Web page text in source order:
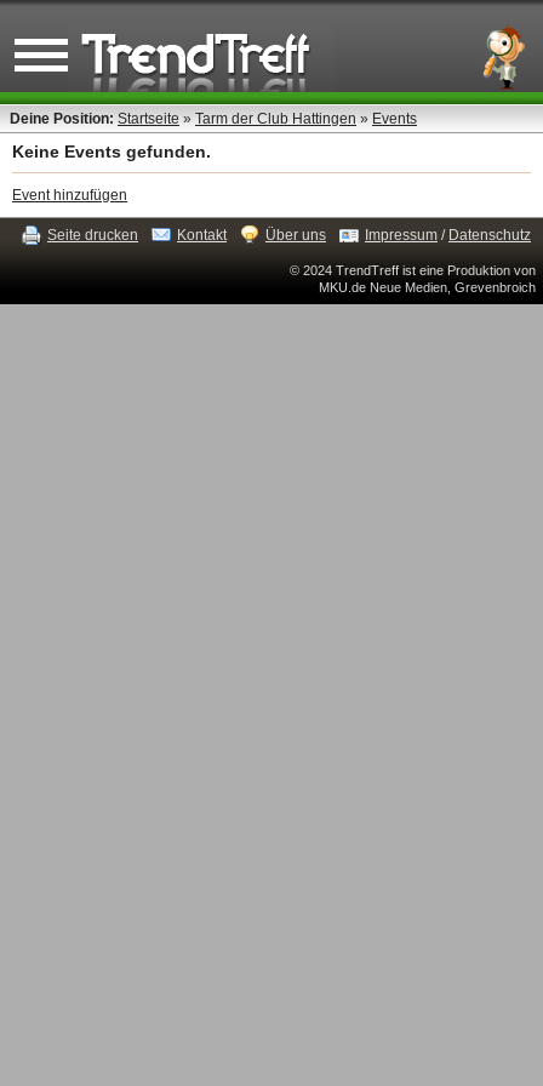
Deine Position: Startseite » Tarm der Club Hattingen » Events
Keine Events gefunden.
Event hinzufügen
Seite drucken Kontakt Über uns Impressum / Datenschutz
© 2024 TrendTreff ist eine Produktion von
MKU.de Neue Medien, Grevenbroich